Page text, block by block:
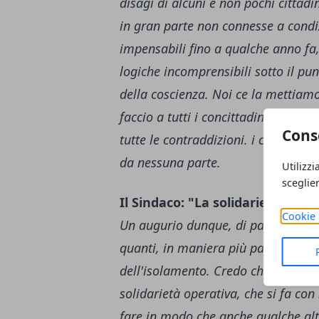
Cookie
in gran parte non connesse a
impensabili fino a qualche anno
logiche incomprensibili sotto il
della coscienza. Noi ce la
faccio a tutti i concittadini:
tutte le contraddizioni. i conflitti
da nessuna parte.
Il Sindaco: "La solidarietà si fa
Un augurio dunque, di pace, di
quanti, in maniera più particolare
dell'isolamento. Credo che ciò
solidarietà operativa, che si fa